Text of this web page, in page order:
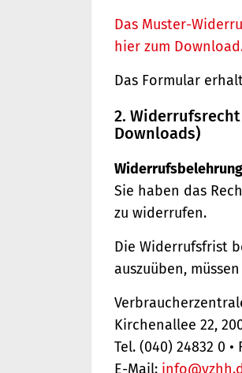
Das Muster-
hier zum
Das Formular
2.
Downloads)
Widerrufsbelehrung
Sie haben das
zu widerrufen.
Die Widerrufsfrist
auszuüben,
Kirchenallee 22,
Tel. (040) 24832 0 •
E-Mail: